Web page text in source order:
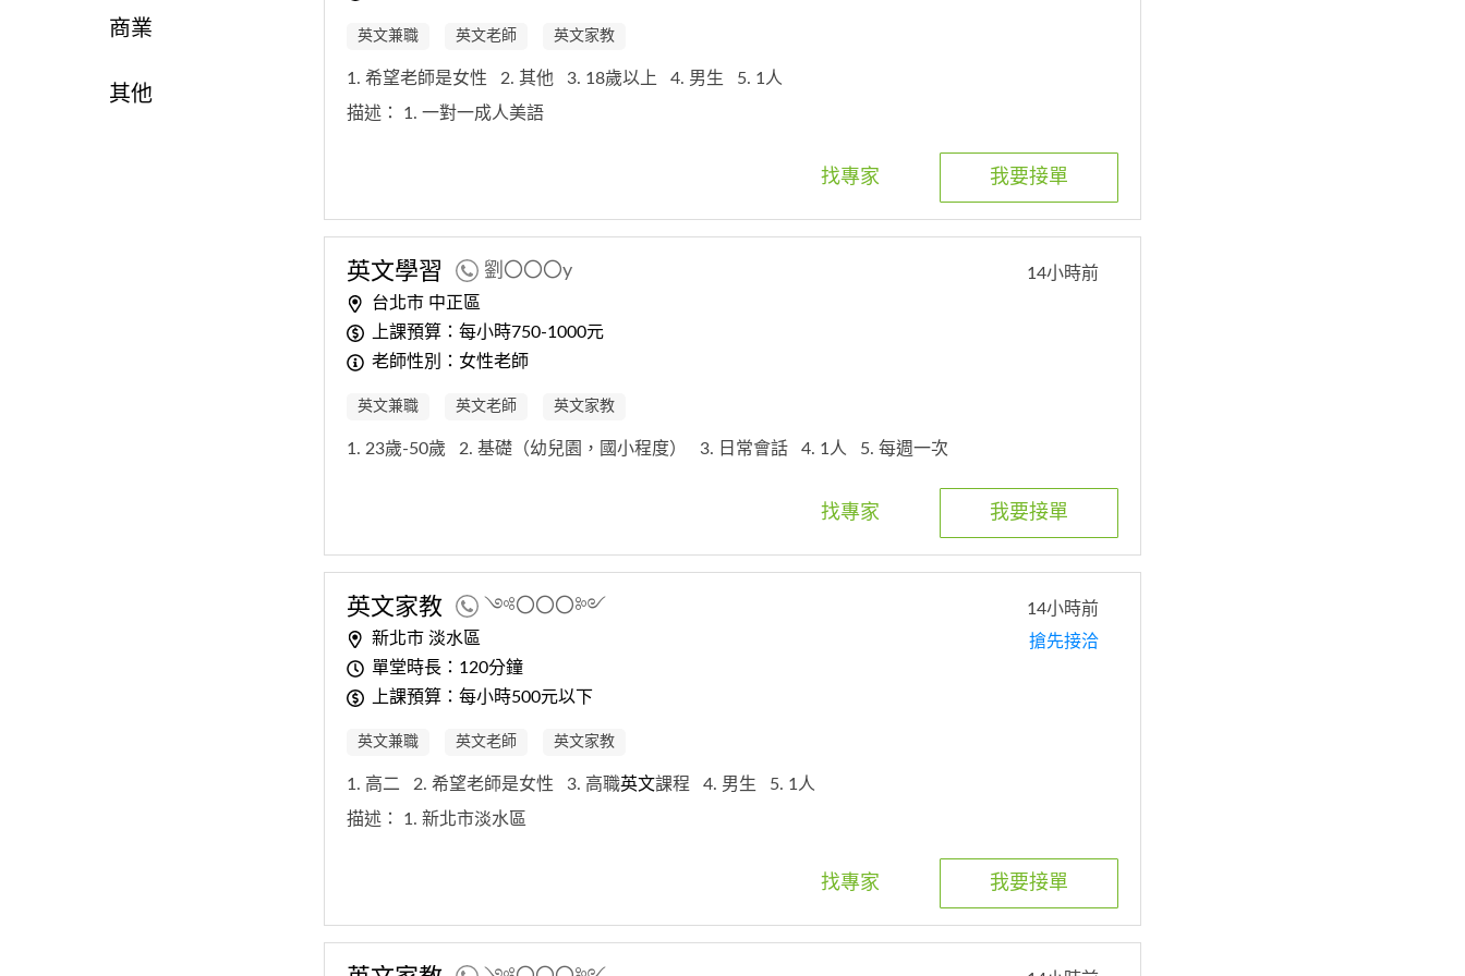
商業
其他
英文兼職 英文老師 英文家教
1. 希望老師是女性 2. 其他 3. 18歲以上 4. 男生
5. 1人
描述： 1. 一對一成人美語
我要接單
找專家
英文學習 劉〇〇〇y
台北市 中正區
上課預算：每小時750-1000元
老師性別：女性老師
14小時前
英文兼職 英文老師 英文家教
1. 23歲-50歲 2. 基礎（幼兒園，國小程度） 3. 日常會話 4. 1人 5. 每週一次
我要接單
找專家
英文家教 ༺〇〇〇༻
新北市 淡水區
單堂時長：120分鐘
上課預算：每小時500元以下
14小時前
搶先接洽
英文兼職 英文老師 英文家教
1. 高二 2. 希望老師是女性 3. 高職英文課程 4. 男生
5. 1人
描述： 1. 新北市淡水區
我要接單
找專家